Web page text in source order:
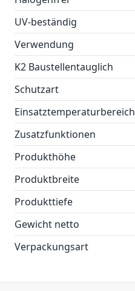
UV-beständig
Verwendung
K2 Baustellentauglich
Schutzart
Einsatztemperaturbereich
Zusatzfunktionen
Produkthöhe
Produktbreite
Produkttiefe
Gewicht netto
Verpackungsart